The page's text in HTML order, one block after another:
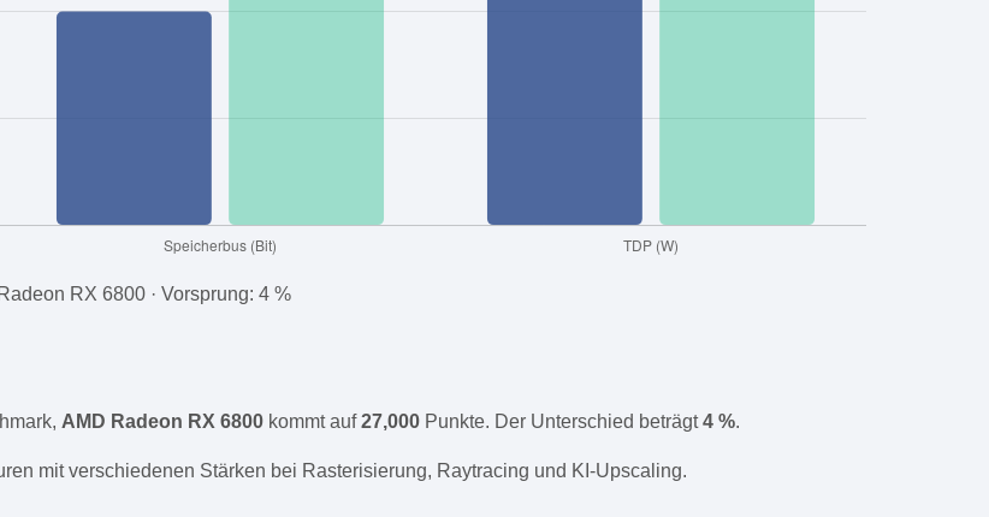
RX 6800 · Vorsprung: 4 %
AMD Radeon RX 6800 kommt auf27,000 Punkte. Der Unterschied beträgt4 %.
mit verschiedenen Stärken bei Rasterisierung, Raytracing und KI-Upscaling.